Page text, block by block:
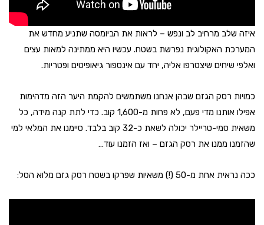
איזה שלב מרחיב לב ונפש – לראות את הביומסה שתניע מחדש את
המערכת האקולוגית נפרשת בשטח. עכשיו היא ממתינה למאות עצים
ואלפי שיחים שיצטרפו אליה, יחד עם אינספור גיאופיטים ופטריות.
כמויות רסק הגזם שבהן אנחנו משתמשים להקמת היער הזה מדהימות
אפילו אותנו מדי פעם, לא פחות מ-1,600 קוב. כדי לתת קנה מידה, כל
משאית סמי-טריילר יכולה לשאת כ-32 קוב בלבד. סיימנו את המלאי למי
שהזמנו ממנו את רסק הגזם – ואז הזמנו עוד…
ככה נראית אחת מ-50 (!) משאיות שפרקו בשטח רסק גזם מלוא הסל: